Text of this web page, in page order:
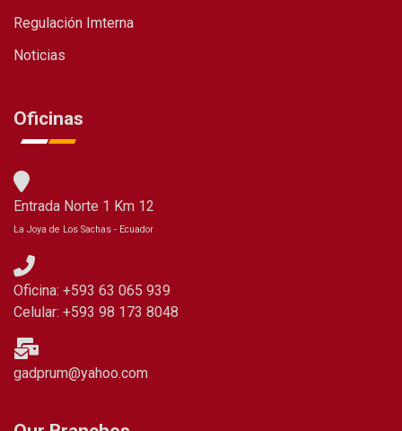
Regulación Imterna
Noticias
Oficinas
Entrada Norte 1 Km 12
La Joya de Los Sachas - Ecuador
Oficina: +593 63 065 939
Celular: +593 98 173 8048
gadprum@yahoo.com